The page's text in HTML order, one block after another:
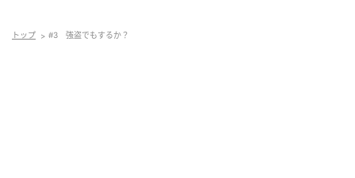
トップ #3 強盗でもするか？